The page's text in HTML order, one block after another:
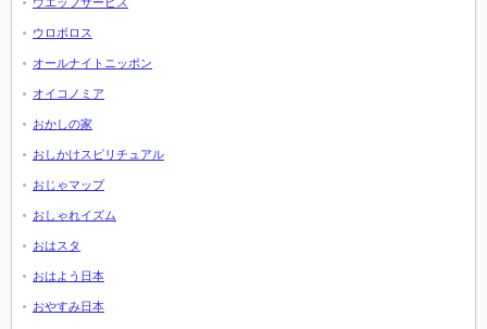
ウロボロス
オールナイトニッポン
オイコノミア
おかしの家
おしかけスピリチュアル
おじゃマップ
おしゃれイズム
おはスタ
おはよう日本
おやすみ日本